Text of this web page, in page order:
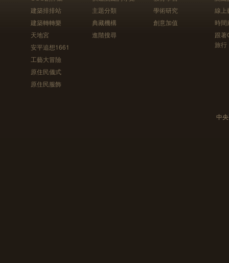
建築排排站
建築轉轉樂
天地宮
安平追想1661
工藝大冒險
原住民儀式
原住民服飾
主題分類
典藏機構
進階搜尋
學術研究
創意加值
線上
時間
跟
旅行
中